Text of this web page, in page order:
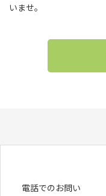
いませ。
電話でのお問い